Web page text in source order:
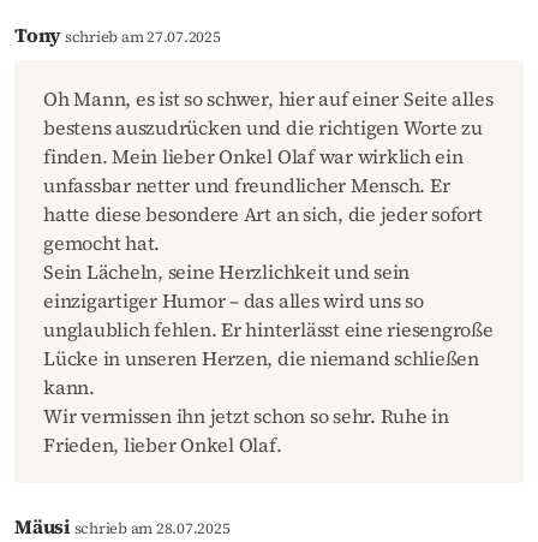
Tonyschrieb am 27.07.2025
Oh Mann, es ist so schwer, hier auf einer Seite alles
bestens auszudrücken und die richtigen Worte zu
finden. Mein lieber Onkel Olaf war wirklich ein
unfassbar netter und freundlicher Mensch. Er
hatte diese besondere Art an sich, die jeder sofort
gemocht hat.
Sein Lächeln, seine Herzlichkeit und sein
einzigartiger Humor – das alles wird uns so
unglaublich fehlen. Er hinterlässt eine riesengroße
Lücke in unseren Herzen, die niemand schließen
kann.
Wir vermissen ihn jetzt schon so sehr. Ruhe in
Frieden, lieber Onkel Olaf.
Mäusi schrieb am 28.07.2025